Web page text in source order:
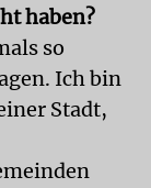
haben?
so
Ich bin
Stadt,